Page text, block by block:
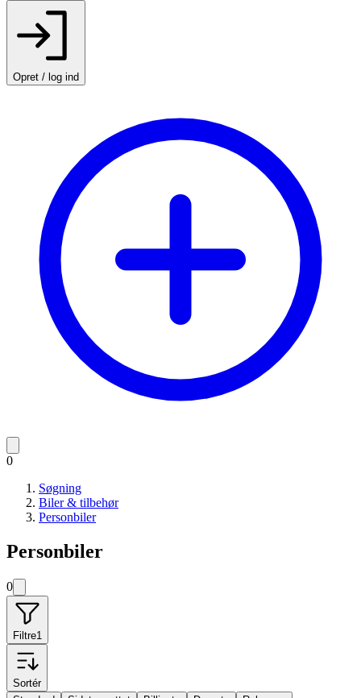
Opret / log ind
0
Søgning
Biler & tilbehør
Personbiler
Personbiler
0
Filtre1
Sortér